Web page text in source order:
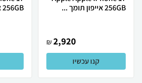
256GB אייפון תומך ...
2,920
₪
קנו עכשיו
256GB אייפון תומך ...